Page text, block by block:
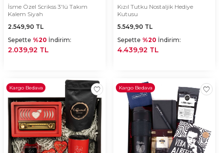
İsme Özel Scrikss 3'lü Takım
Kalem Siyah
2.549,90 TL
Sepette %20 İndirim:
2.039,92 TL
Kızıl Tutku Nostaljik Hediye
Kutusu
5.549,90 TL
Sepette %20 İndirim:
4.439,92 TL
Kargo Bedava Kargo Bedava